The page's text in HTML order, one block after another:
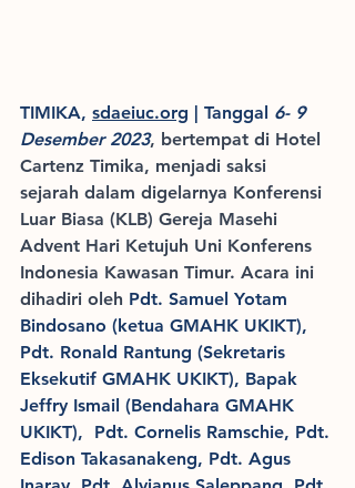
TIMIKA, sdaeiuc.org | Tanggal 6- 9
Desember 2023, bertempat di Hotel
Cartenz Timika, menjadi saksi
sejarah dalam digelarnya Konferensi
Luar Biasa (KLB) Gereja Masehi
Advent Hari Ketujuh Uni Konferens
Indonesia Kawasan Timur. Acara ini
dihadiri oleh Pdt. Samuel Yotam
Bindosano (ketua GMAHK UKIKT),
Pdt. Ronald Rantung (Sekretaris
Eksekutif GMAHK UKIKT), Bapak
Jeffry Ismail (Bendahara GMAHK
UKIKT),  Pdt. Cornelis Ramschie, Pdt.
Edison Takasanakeng, Pdt. Agus